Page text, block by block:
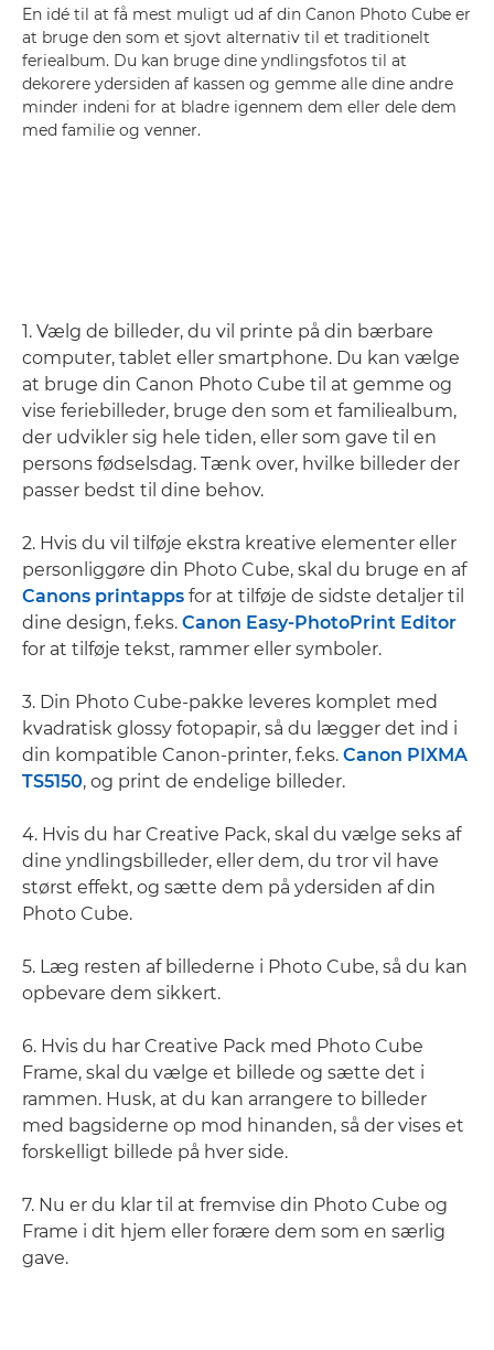
En idé til at få mest muligt ud af din Canon Photo Cube er
at bruge den som et sjovt alternativ til et traditionelt
feriealbum. Du kan bruge dine yndlingsfotos til at
dekorere ydersiden af kassen og gemme alle dine andre
minder indeni for at bladre igennem dem eller dele dem
med familie og venner.
1. Vælg de billeder, du vil printe på din bærbare
computer, tablet eller smartphone. Du kan vælge
at bruge din Canon Photo Cube til at gemme og
vise feriebilleder, bruge den som et familiealbum,
der udvikler sig hele tiden, eller som gave til en
persons fødselsdag. Tænk over, hvilke billeder der
passer bedst til dine behov.
2. Hvis du vil tilføje ekstra kreative elementer eller
personliggøre din Photo Cube, skal du bruge en af
Canons printapps for at tilføje de sidste detaljer til
dine design, f.eks. Canon Easy-PhotoPrint Editor
for at tilføje tekst, rammer eller symboler.
3. Din Photo Cube-pakke leveres komplet med
kvadratisk glossy fotopapir, så du lægger det ind i
din kompatible Canon-printer, f.eks. Canon PIXMA
TS5150, og print de endelige billeder.
4. Hvis du har Creative Pack, skal du vælge seks af
dine yndlingsbilleder, eller dem, du tror vil have
størst effekt, og sætte dem på ydersiden af din
Photo Cube.
5. Læg resten af billederne i Photo Cube, så du kan
opbevare dem sikkert.
6. Hvis du har Creative Pack med Photo Cube
Frame, skal du vælge et billede og sætte det i
rammen. Husk, at du kan arrangere to billeder
med bagsiderne op mod hinanden, så der vises et
forskelligt billede på hver side.
7. Nu er du klar til at fremvise din Photo Cube og
Frame i dit hjem eller forære dem som en særlig
gave.